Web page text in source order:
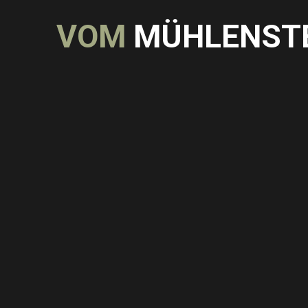
VOM MÜHLENST